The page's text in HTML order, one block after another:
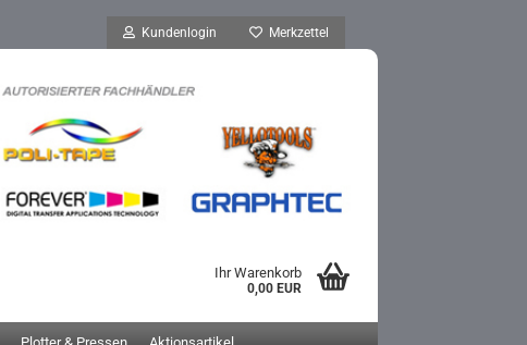
Kundenlogin Merkzettel
Ihr Warenkorb
0,00 EUR